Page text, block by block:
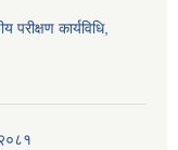
परीक्षण कार्यविधि,